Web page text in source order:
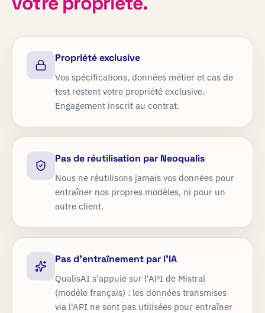
Propriété exclusive
Vos spécifications, données métier et cas de
test restent votre propriété exclusive.
Engagement inscrit au contrat.
Pas de réutilisation par Neoqualis
Nous ne réutilisons jamais vos données pour
entraîner nos propres modèles, ni pour un
autre client.
Pas d'entraînement par l'IA
QualisAI s'appuie sur l'API de Mistral
(modèle français) : les données transmises
via l'API ne sont pas utilisées pour entraîner